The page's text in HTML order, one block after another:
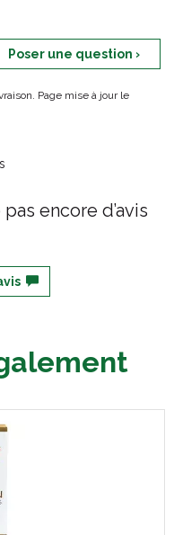
Poser une question ›
Page mise à jour le
encore d’avis